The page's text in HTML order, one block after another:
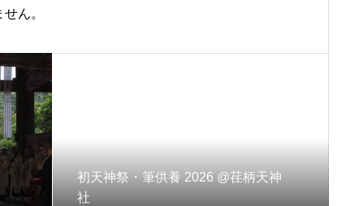
ん。
初天神祭・筆供養 2026 @荏柄天神
社